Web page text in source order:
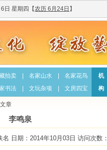
日 星期四 【农历 6月24日 】
拍卖
书法
名家山水
文玩杂项
名家花鸟
文房四宝
机
构
章
李鸣泉
日期：2014年10月03日 访问次数：